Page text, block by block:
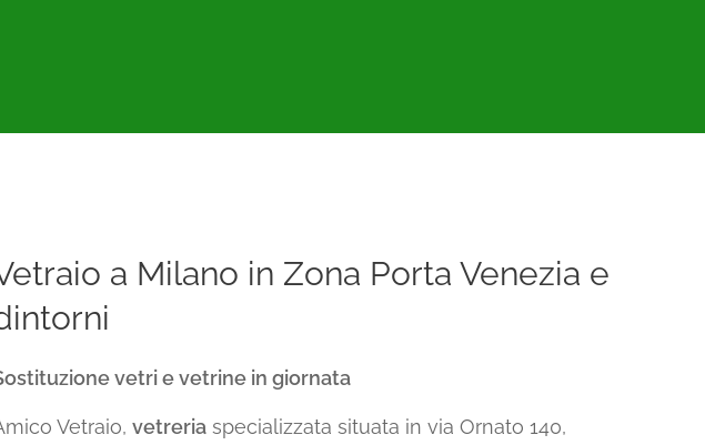
a Milano in Zona Porta Venezia e
vetri e vetrine in giornata
Vetraio, vetreria specializzata situata in via Ornato 140,